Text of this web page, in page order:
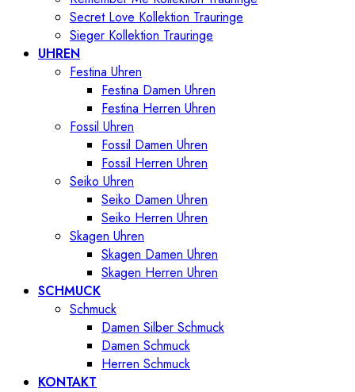
Secret Love Kollektion Trauringe
Sieger Kollektion Trauringe
UHREN
Festina Uhren
Festina Damen Uhren
Festina Herren Uhren
Fossil Uhren
Fossil Damen Uhren
Fossil Herren Uhren
Seiko Uhren
Seiko Damen Uhren
Seiko Herren Uhren
Skagen Uhren
Skagen Damen Uhren
Skagen Herren Uhren
SCHMUCK
Schmuck
Damen Silber Schmuck
Damen Schmuck
Herren Schmuck
KONTAKT